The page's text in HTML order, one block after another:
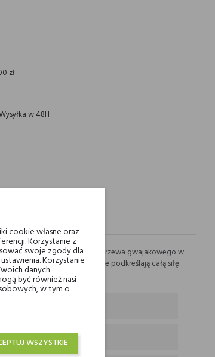
zł
w 48H
i zmysłowe nuty drzewa gwajakowego w
wosk pszczeli) i wanilii, które podkreślają całą siłę
cookie własne oraz
Korzystanie z
swoje zgody dla
Korzystanie
danych
być również nasi
w tym o
WSZYSTKIE